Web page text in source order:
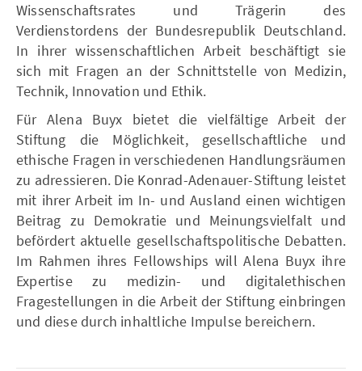
Wissenschaftsrates und Trägerin des
Verdienstordens der Bundesrepublik Deutschland.
In ihrer wissenschaftlichen Arbeit beschäftigt sie
sich mit Fragen an der Schnittstelle von Medizin,
Technik, Innovation und Ethik.
Für Alena Buyx bietet die vielfältige Arbeit der
Stiftung die Möglichkeit, gesellschaftliche und
ethische Fragen in verschiedenen Handlungsräumen
zu adressieren. Die Konrad-Adenauer-Stiftung leistet
mit ihrer Arbeit im In- und Ausland einen wichtigen
Beitrag zu Demokratie und Meinungsvielfalt und
befördert aktuelle gesellschaftspolitische Debatten.
Im Rahmen ihres Fellowships will Alena Buyx ihre
Expertise zu medizin- und digitalethischen
Fragestellungen in die Arbeit der Stiftung einbringen
und diese durch inhaltliche Impulse bereichern.